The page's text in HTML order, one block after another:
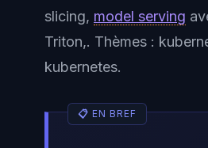
slicing, model serving
Triton,. Thèmes :
kubernetes.